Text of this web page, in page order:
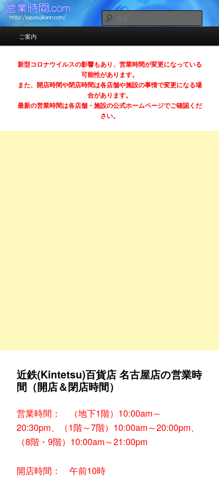
営業時間.com （スマホ対応）
お店の営業時間（開店時間＆閉店時間）ガイドサイト
索
メインコンテンツへ移動
サブコンテンツへ移動
ご案内
新型コロナウイルスの影響もあり、営業時間が変更になっている
可能性があります。
また、開店時間や閉店時間は各店舗や施設の事情で変更になる場
合があります。
最新の営業時間は各店舗・施設の公式ホームページでご確認くだ
さい。
近鉄(Kintetsu)百貨店 名古屋店の営業時
間（開店＆閉店時間）
営業時間： （地下1階）10:00am～
20:30pm、（1階～7階）10:00am～20:00pm、
（8階・9階）10:00am～21:00pm
開店時間： 午前10時